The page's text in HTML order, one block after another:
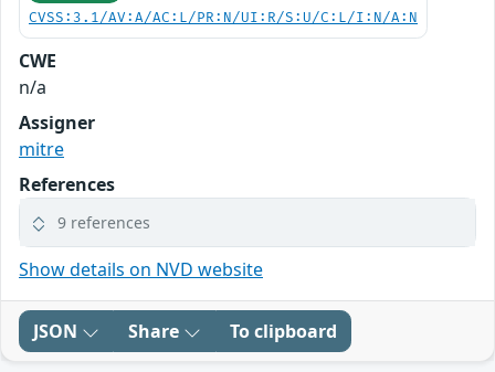
CVSS:3.1/AV:A/AC:L/PR:N/UI:R/S:U/C:L/I:N/A:N
CWE
n/a
Assigner
mitre
References
9 references
Show details on NVD website
JSON Share To clipboard